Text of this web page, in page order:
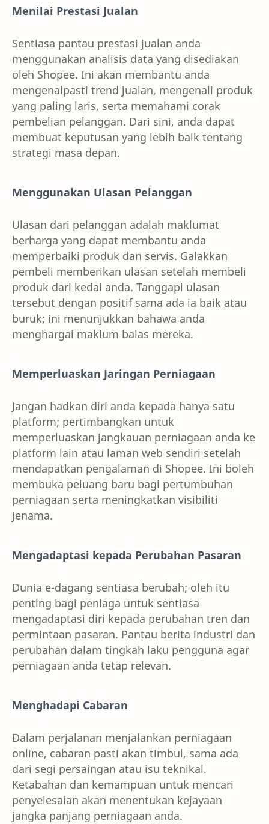
Menilai Prestasi Jualan
Sentiasa pantau prestasi jualan anda
menggunakan analisis data yang disediakan
oleh Shopee. Ini akan membantu anda
mengenalpasti trend jualan, mengenali produk
yang paling laris, serta memahami corak
pembelian pelanggan. Dari sini, anda dapat
membuat keputusan yang lebih baik tentang
strategi masa depan.
Menggunakan Ulasan Pelanggan
Ulasan dari pelanggan adalah maklumat
berharga yang dapat membantu anda
memperbaiki produk dan servis. Galakkan
pembeli memberikan ulasan setelah membeli
produk dari kedai anda. Tanggapi ulasan
tersebut dengan positif sama ada ia baik atau
buruk; ini menunjukkan bahawa anda
menghargai maklum balas mereka.
Memperluaskan Jaringan Perniagaan
Jangan hadkan diri anda kepada hanya satu
platform; pertimbangkan untuk
memperluaskan jangkauan perniagaan anda ke
platform lain atau laman web sendiri setelah
mendapatkan pengalaman di Shopee. Ini boleh
membuka peluang baru bagi pertumbuhan
perniagaan serta meningkatkan visibiliti
jenama.
Mengadaptasi kepada Perubahan Pasaran
Dunia e-dagang sentiasa berubah; oleh itu
penting bagi peniaga untuk sentiasa
mengadaptasi diri kepada perubahan tren dan
permintaan pasaran. Pantau berita industri dan
perubahan dalam tingkah laku pengguna agar
perniagaan anda tetap relevan.
Menghadapi Cabaran
Dalam perjalanan menjalankan perniagaan
online, cabaran pasti akan timbul, sama ada
dari segi persaingan atau isu teknikal.
Ketabahan dan kemampuan untuk mencari
penyelesaian akan menentukan kejayaan
jangka panjang perniagaan anda.